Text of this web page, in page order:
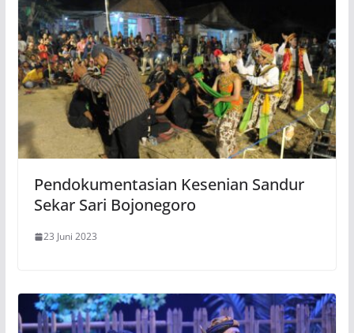
Pendokumentasian Kesenian Sandur
Sekar Sari Bojonegoro
23 Juni 2023